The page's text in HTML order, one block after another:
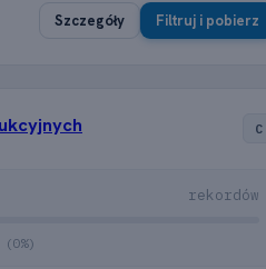
Szczegóły Filtruj i pobierz
C
rekordów